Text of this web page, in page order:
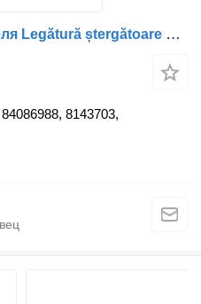
Трапеция стеклоочистителя Legătură ștergătoare de parbriz 20517438 для грузовика Volvo 20517438 / 84080634 / 8191758 / 84086988 / 8143703 / 81917585
8143703,